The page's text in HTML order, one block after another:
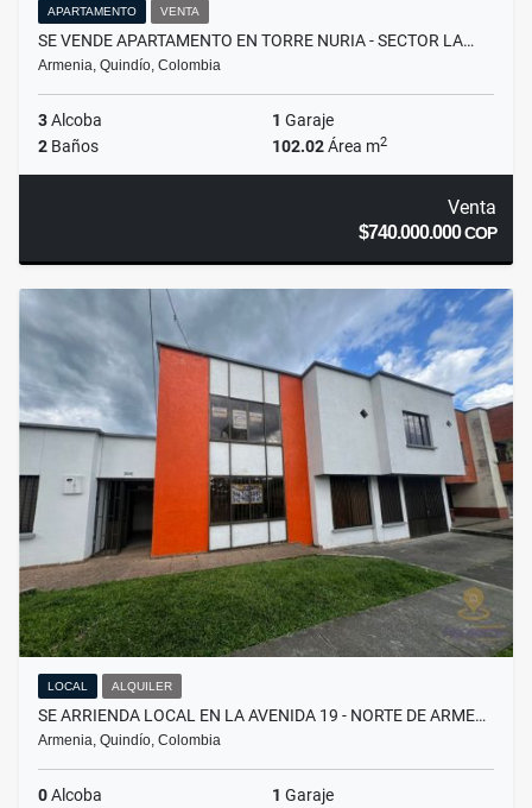
APARTAMENTO VENTA
SE VENDE APARTAMENTO EN TORRE NURIA - SECTOR LA…
Armenia, Quindío, Colombia
3Alcoba 1 Garaje
2 Baños 102.02Área m2
Venta
$740.000.000COP
LOCAL ALQUILER
SE ARRIENDA LOCAL EN LA AVENIDA 19 - NORTE DE ARME…
Armenia, Quindío, Colombia
0Alcoba 1 Garaje